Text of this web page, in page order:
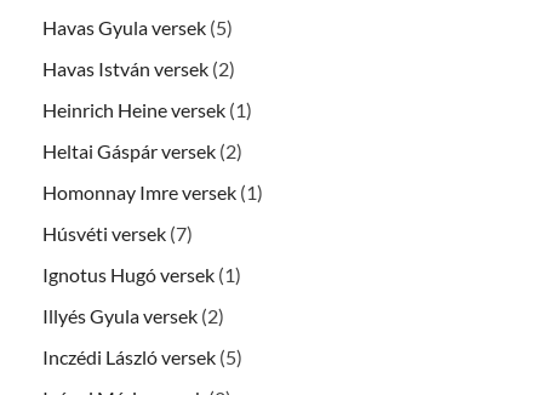
Havas Gyula versek (5)
Havas István versek (2)
Heinrich Heine versek (1)
Heltai Gáspár versek (2)
Homonnay Imre versek (1)
Húsvéti versek (7)
Ignotus Hugó versek (1)
Illyés Gyula versek (2)
Inczédi László versek (5)